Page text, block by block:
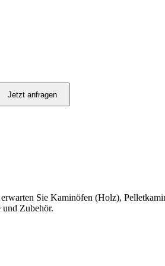
Jetzt anfragen
Sie Kaminöfen (Holz),
und Zubehör.